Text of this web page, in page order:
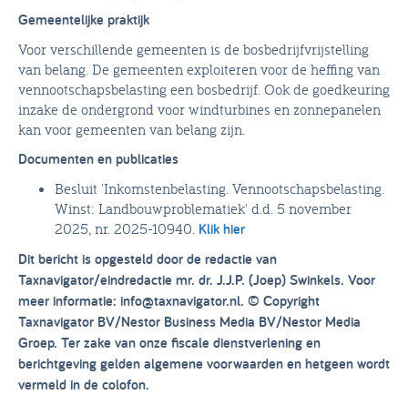
Gemeentelijke praktijk
Voor verschillende gemeenten is de bosbedrijfvrijstelling
van belang. De gemeenten exploiteren voor de heffing van
vennootschapsbelasting een bosbedrijf. Ook de goedkeuring
inzake de ondergrond voor windturbines en zonnepanelen
kan voor gemeenten van belang zijn.
Documenten en publicaties
Besluit 'Inkomstenbelasting. Vennootschapsbelasting.
Winst: Landbouwproblematiek' d.d. 5 november
2025, nr. 2025-10940. Klik hier
Dit bericht is opgesteld door de redactie van
Taxnavigator/eindredactie mr. dr. J.J.P. (Joep) Swinkels. Voor
meer informatie: info@taxnavigator.nl. © Copyright
Taxnavigator BV/Nestor Business Media BV/Nestor Media
Groep. Ter zake van onze fiscale dienstverlening en
berichtgeving gelden algemene voorwaarden en hetgeen wordt
vermeld in de colofon.